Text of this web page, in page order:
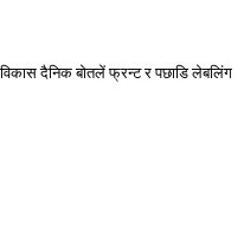
दैनिक बोतलें फ्रन्ट र पछाडि लेबलिंग